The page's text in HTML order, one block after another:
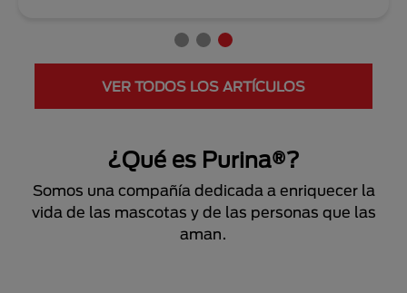
VER TODOS LOS ARTÍCULOS
¿Qué es Purina®?
Somos una compañía dedicada a enriquecer la
vida de las mascotas y de las personas que las
aman.